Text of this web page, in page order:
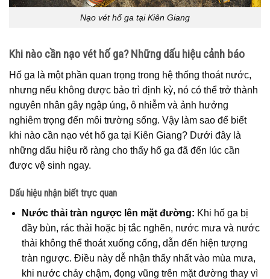
Nạo vét hố ga tại Kiên Giang
Khi nào cần nạo vét hố ga? Những dấu hiệu cảnh báo
Hố ga là một phần quan trọng trong hệ thống thoát nước,
nhưng nếu không được bảo trì định kỳ, nó có thể trở thành
nguyên nhân gây ngập úng, ô nhiễm và ảnh hưởng
nghiêm trọng đến môi trường sống. Vậy làm sao để biết
khi nào cần nạo vét hố ga tại Kiên Giang? Dưới đây là
những dấu hiệu rõ ràng cho thấy hố ga đã đến lúc cần
được vệ sinh ngay.
Dấu hiệu nhận biết trực quan
Nước thải tràn ngược lên mặt đường: Khi hố ga bị
đầy bùn, rác thải hoặc bị tắc nghẽn, nước mưa và nước
thải không thể thoát xuống cống, dẫn đến hiện tượng
tràn ngược. Điều này dễ nhận thấy nhất vào mùa mưa,
khi nước chảy chậm, đọng vũng trên mặt đường thay vì